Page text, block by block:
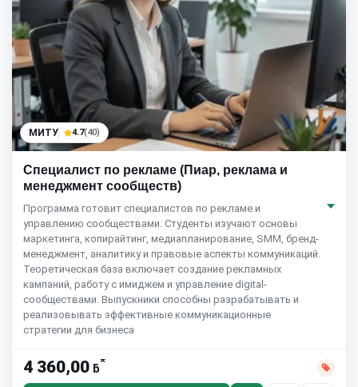
МИТУ 4.7(40)
Специалист по рекламе (Пиар, реклама и
менеджмент сообществ)
Программа готовит специалистов по рекламе и
управлению сообществами. Студенты изучают основы
маркетинга, копирайтинг, медиапланирование, SMM, бренд-
менеджмент, аналитику и правовые аспекты коммуникаций.
Теоретическая база включает создание рекламных
кампаний, работу с имиджем и управление digital-
сообществами. Выпускники способны разрабатывать и
реализовывать эффективные коммуникационные
стратегии для бизнеса
4 360,00 ƃ*